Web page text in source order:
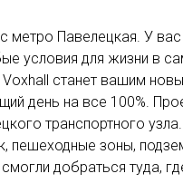
метро Павелецкая. У
условия для жизни в
станет вашим
день на все 100%.
транспортного
пешеходные зоны,
добраться туда,